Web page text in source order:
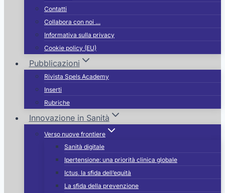
Contatti
Collabora con noi …
Informativa sulla privacy
Cookie policy (EU)
Pubblicazioni
Rivista Spels Academy
Inserti
Rubriche
Innovazione in Sanità
Verso nuove frontiere
Sanità digitale
Ipertensione: una priorità clinica globale
Ictus, la sfida dell’equità
La sfida della prevenzione